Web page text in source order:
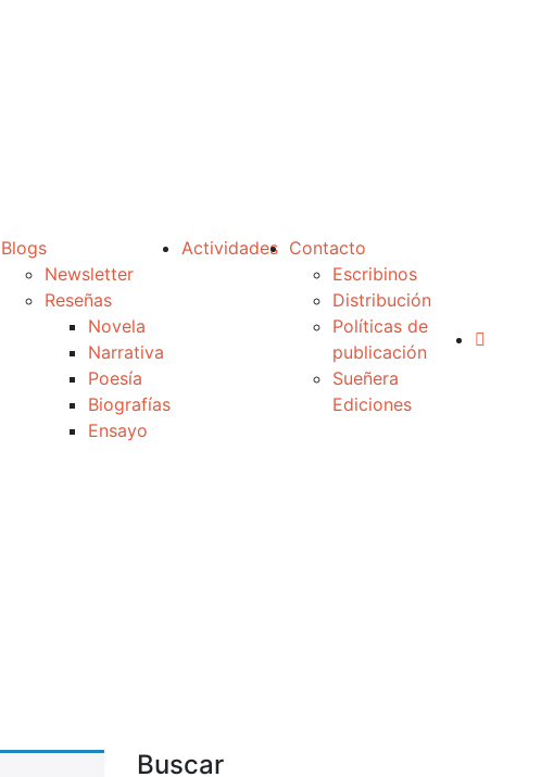
Blogs
Newsletter
Reseñas
Novela
Narrativa
Poesía
Biografías
Ensayo
Actividades Contacto
Escribinos
Distribución
Políticas de
publicación
Sueñera
Ediciones
Buscar